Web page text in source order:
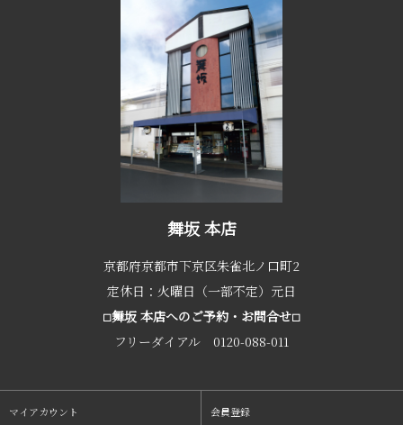
舞坂 本店
京都府京都市下京区朱雀北ノ口町2
定休日：火曜日（一部不定）元日
□舞坂 本店へのご予約・お問合せ□
フリーダイアル 0120-088-011
マイアカウント 会員登録